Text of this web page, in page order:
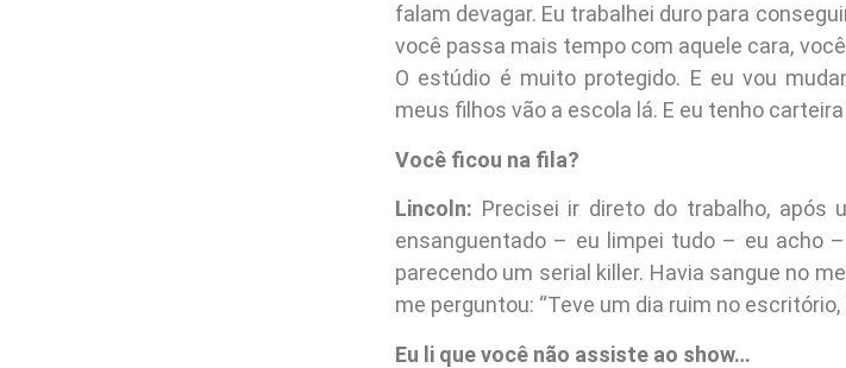
falam devagar. Eu trabalhei duro para
você passa mais tempo com aquele cara,
O estúdio é muito protegido. E eu vou
meus filhos vão a escola lá. E eu tenho
Você ficou na fila?
Lincoln: Precisei ir direto do trabalho, após
ensanguentado – eu limpei tudo – eu acho
parecendo um serial killer. Havia sangue no
me perguntou: “Teve um dia ruim no escritório,
Eu li que você não assiste ao show…